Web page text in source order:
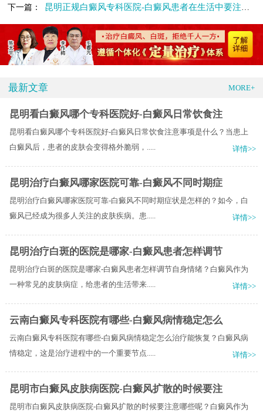
下一篇： 昆明正规白癜风专科医院-白癜风患者在生活中要注意哪些问题呢
最新文章 MORE+
昆明看白癜风哪个专科医院好-白癜风日常饮食注
昆明看白癜风哪个专科医院好-白癜风日常饮食注意事项是什么？当患上
白癜风后，患者的皮肤会变得格外脆弱，.....
详情>>
昆明治疗白癜风哪家医院可靠-白癜风不同时期症
昆明治疗白癜风哪家医院可靠-白癜风不同时期症状是怎样的？如今，白
癜风已经成为很多人关注的皮肤疾病。患.....
详情>>
昆明治疗白斑的医院是哪家-白癜风患者怎样调节
昆明治疗白斑的医院是哪家-白癜风患者怎样调节自身情绪？白癜风作为
一种常见的皮肤病症，给患者的生活带来.....
详情>>
云南白癜风专科医院有哪些-白癜风病情稳定怎么
云南白癜风专科医院有哪些-白癜风病情稳定怎么治疗能恢复？白癜风病
情稳定，这是治疗进程中的一个重要节点.....
详情>>
昆明市白癜风皮肤病医院-白癜风扩散的时候要注
昆明市白癜风皮肤病医院-白癜风扩散的时候要注意哪些呢？白癜风作为